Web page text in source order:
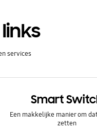
services
Smart
Een makkelijke manier om
zetten